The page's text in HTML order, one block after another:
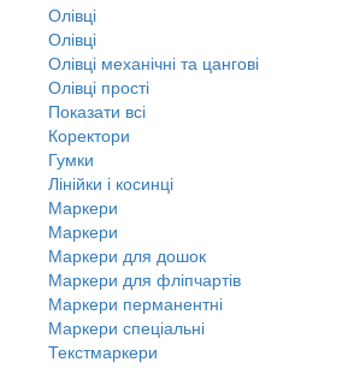
Олівці
Олівці
Олівці механічні та цангові
Олівці прості
Показати всі
Коректори
Гумки
Лінійки і косинці
Маркери
Маркери
Маркери для дошок
Маркери для фліпчартів
Маркери перманентні
Маркери спеціальні
Текстмаркери